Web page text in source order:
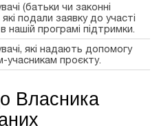
(батьки чи законні
які подали заявку до участі
нашій програмі підтримки.
які надають допомогу
учасникам проєкту.
Власника